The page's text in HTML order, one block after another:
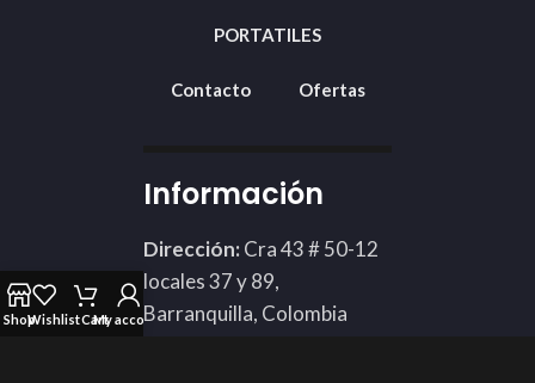
PORTATILES
Contacto Ofertas
Información
Dirección: Cra 43 # 50-12
locales 37 y 89,
Barranquilla, Colombia
ShopWishlistCartMy account